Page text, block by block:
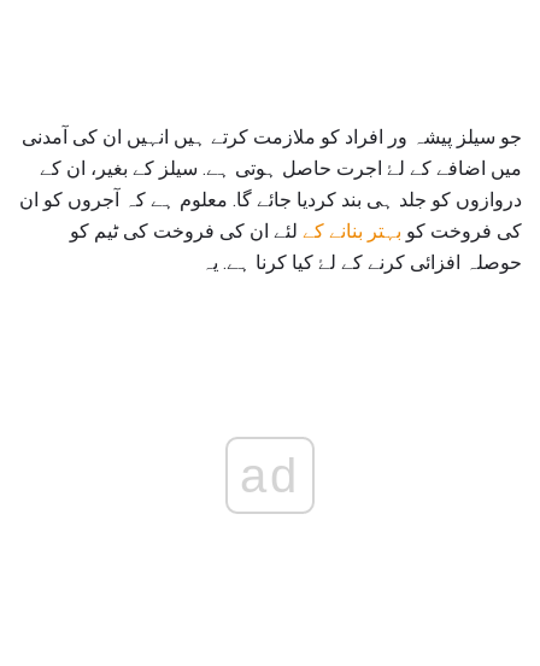
جو سیلز پیشہ ور افراد کو ملازمت کرتے ہیں انہیں ان کی آمدنی
میں اضافے کے لۓ اجرت حاصل ہوتی ہے. سیلز کے بغیر، ان کے
دروازوں کو جلد ہی بند کردیا جائے گا. معلوم ہے کہ آجروں کو ان
کی فروخت کو بہتر بنانے کے لئے ان کی فروخت کی ٹیم کو
حوصلہ افزائی کرنے کے لۓ کیا کرنا ہے. یہ
ad